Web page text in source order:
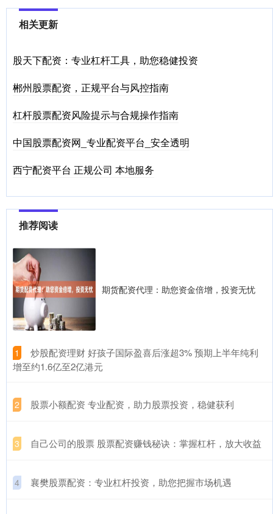
相关更新
股天下配资：专业杠杆工具，助您稳健投资
郴州股票配资，正规平台与风控指南
杠杆股票配资风险提示与合规操作指南
中国股票配资网_专业配资平台_安全透明
西宁配资平台 正规公司 本地服务
推荐阅读
期货配资代理：助您资金倍增，投资无忧
1
​炒股配资理财 好孩子国际盈喜后涨超3% 预期上半年纯利
增至约1.6亿至2亿港元
2 ​股票小额配资 专业配资，助力股票投资，稳健获利
3 ​自己公司的股票 股票配资赚钱秘诀：掌握杠杆，放大收益
4 ​襄樊股票配资：专业杠杆投资，助您把握市场机遇